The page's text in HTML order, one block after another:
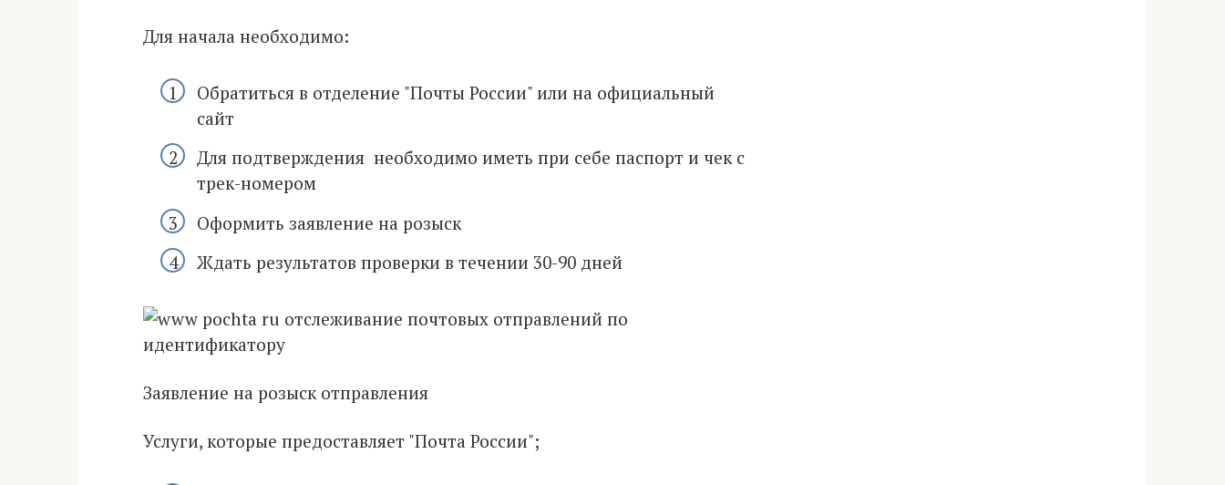
Для начала необходимо:
Обратиться в отделение "Почты России" или на официальный
сайт
Для подтверждения необходимо иметь при себе паспорт и чек с
трек-номером
Оформить заявление на розыск
Ждать результатов проверки в течении 30-90 дней
Заявление на розыск отправления
Услуги, которые предоставляет "Почта России";